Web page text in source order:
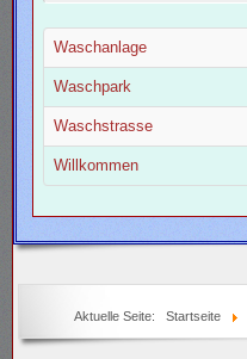
Waschanlage
Waschpark
Waschstrasse
Willkommen
Aktuelle Seite: Startseite